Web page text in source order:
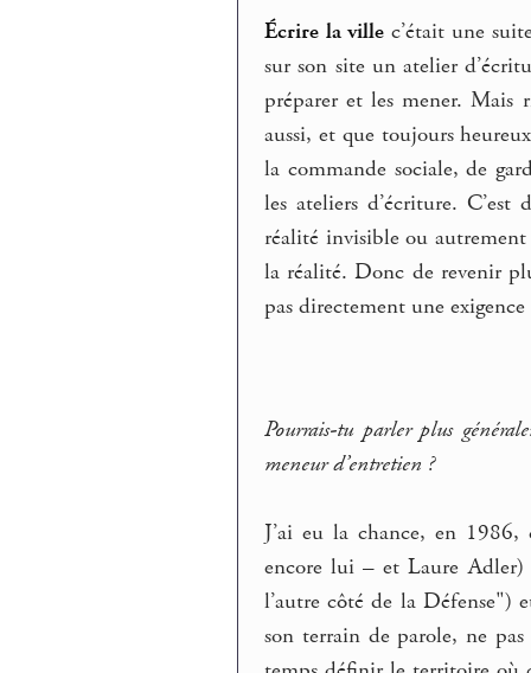
Écrire la ville c’était une
sur son site un atelier
préparer et les mener. Mais
aussi, et que toujours
la commande sociale, de
les ateliers d’écriture.
réalité invisible ou
la réalité. Donc de revenir
pas directement une
Pourrais-tu parler plus
meneur d’entretien ?
J’ai eu la chance, en
encore lui – et Laure Adler)
l’autre côté de la Défense")
son terrain de parole, ne